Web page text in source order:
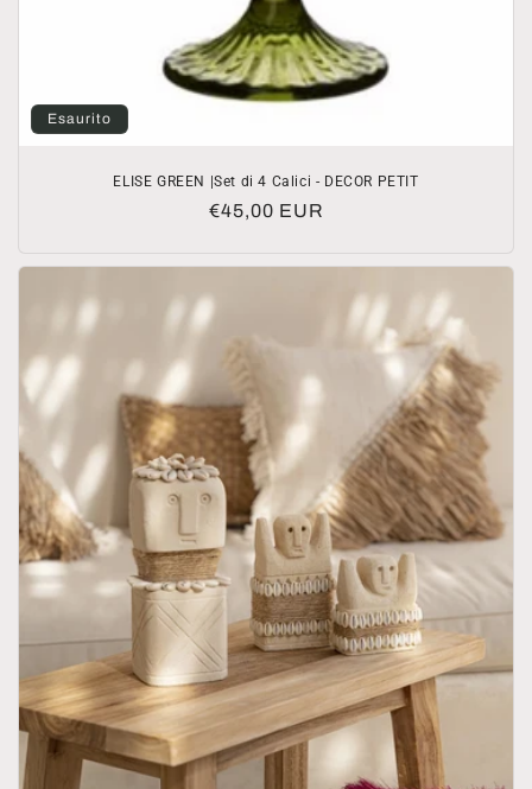
Esaurito
ELISE GREEN |Set di 4 Calici - DECOR PETIT
Prezzo
listino
€45,00 EUR